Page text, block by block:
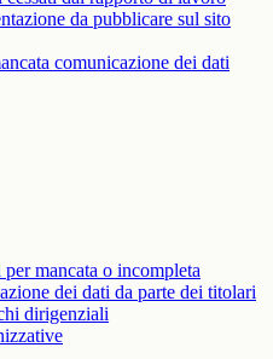
da pubblicare sul sito
comunicazione dei dati
per mancata o incompleta
dei dati da parte dei titolari
dirigenziali